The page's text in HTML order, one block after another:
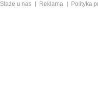
Staże u nas Reklama
Polityka